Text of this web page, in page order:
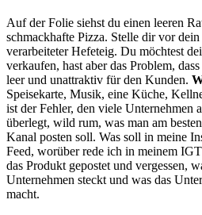
Auf der Folie siehst du einen leeren
schmackhafte Pizza. Stelle dir vor
verarbeiteter Hefeteig. Du möchtest
verkaufen, hast aber das Problem,
leer und unattraktiv für den Kunden.
Speisekarte, Musik, eine Küche,
ist der Fehler, den viele Unternehmen
überlegt, wild rum, was man am
Kanal posten soll. Was soll in meine
Feed, worüber rede ich in meinem
das Produkt gepostet und vergessen,
Unternehmen steckt und was das
macht.